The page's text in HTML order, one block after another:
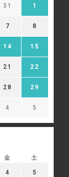
31 1
7 8
14 15
21 22
28 29
4 5
金 土
4 5